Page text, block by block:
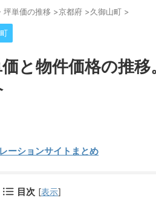
坪単価の推移 >京都府 >久御山町 >
と物件価格の推移
ーションサイトまとめ
目次 [表示]